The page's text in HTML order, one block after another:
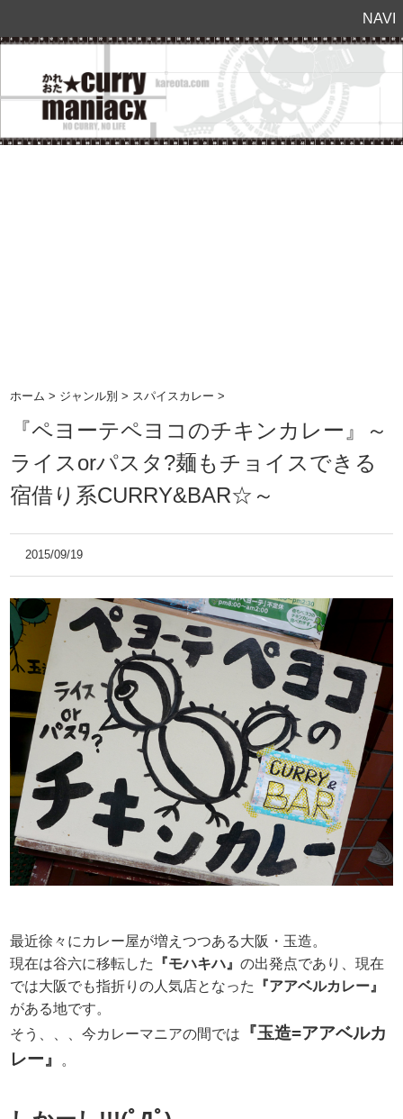
NAVI
ホーム > ジャンル別 > スパイスカレー >
『ペヨーテペヨコのチキンカレー』～
ライスorパスタ?麺もチョイスできる
宿借り系CURRY&BAR☆～
2015/09/19
最近徐々にカレー屋が増えつつある大阪・玉造。
現在は谷六に移転した
『モハキハ』の出発点であり、現在
では大阪でも指折りの人気店となった
『アアベルカレー』
がある地です。
そう、、、今カレーマニアの間では
『玉造=アアベルカ
レー』
。